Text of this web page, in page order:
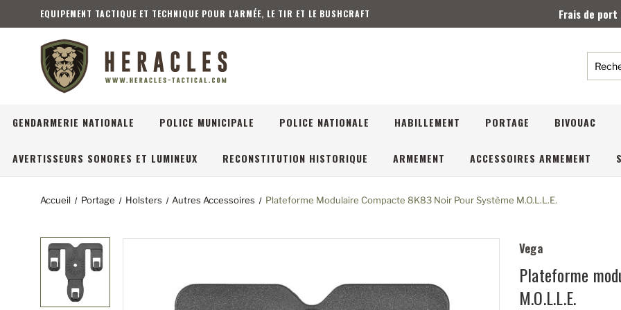
EQUIPEMENT TACTIQUE ET TECHNIQUE POUR L'ARMÉE, LE TIR ET LE BUSHCRAFT Frais de
GENDARMERIE NATIONALE POLICE MUNICIPALE POLICE NATIONALE HABILLEMENT PORTAGE BIVOUAC
AVERTISSEURS SONORES ET LUMINEUX RECONSTITUTION HISTORIQUE ARMEMENT ACCESSOIRES ARMEMENT
Accueil Portage Holsters Autres Accessoires Plateforme Modulaire Compacte 8K83 Noir Pour Système M.O.L.L.E.
Vega
Plateforme
M.O.L.L.E.